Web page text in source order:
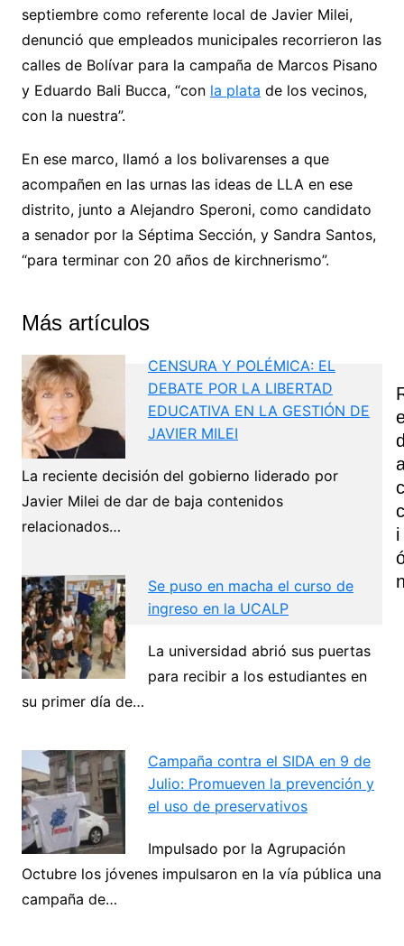
septiembre como referente local de Javier Milei,
denunció que empleados municipales recorrieron las
calles de Bolívar para la campaña de Marcos Pisano
y Eduardo Bali Bucca, “con la plata de los vecinos,
con la nuestra”.
En ese marco, llamó a los bolivarenses a que
acompañen en las urnas las ideas de LLA en ese
distrito, junto a Alejandro Speroni, como candidato
a senador por la Séptima Sección, y Sandra Santos,
“para terminar con 20 años de kirchnerismo”.
Más artículos
CENSURA Y POLÉMICA: EL
DEBATE POR LA LIBERTAD
EDUCATIVA EN LA GESTIÓN DE
JAVIER MILEI
La reciente decisión del gobierno liderado por
Javier Milei de dar de baja contenidos
relacionados…
Se puso en macha el curso de
ingreso en la UCALP
La universidad abrió sus puertas
para recibir a los estudiantes en
su primer día de…
Campaña contra el SIDA en 9 de
Julio: Promueven la prevención y
el uso de preservativos
Impulsado por la Agrupación
Octubre los jóvenes impulsaron en la vía pública una
campaña de…
I
Navegación
de